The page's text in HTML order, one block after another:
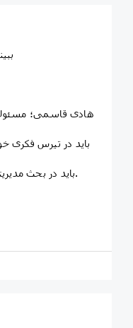
🎥
👤هادی قاسمی؛
باید در بحث مدیریتی، ذهن خلاق و طراح داشته باشید.